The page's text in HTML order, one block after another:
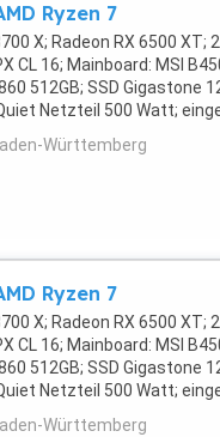
Ryzen 7
X; Radeon RX 6500 XT;
CL 16; Mainboard: MSI
512GB; SSD Gigastone
Netzteil 500 Watt;
mit 2 Lüfter vorne; 1
Württemberg
Ryzen 7
X; Radeon RX 6500 XT;
CL 16; Mainboard: MSI
512GB; SSD Gigastone
Netzteil 500 Watt;
mit 2 Lüfter vorne; 1
Württemberg